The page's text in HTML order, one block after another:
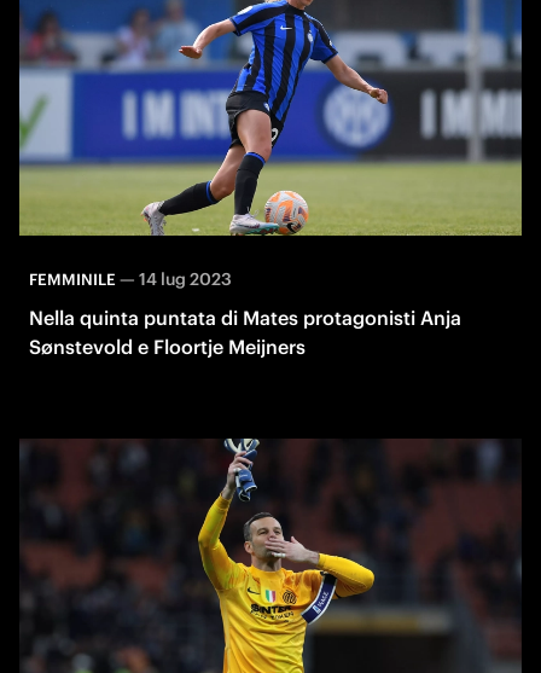
FEMMINILE— 14 lug 2023
Nella quinta puntata di Mates protagonisti Anja
Sønstevold e Floortje Meijners